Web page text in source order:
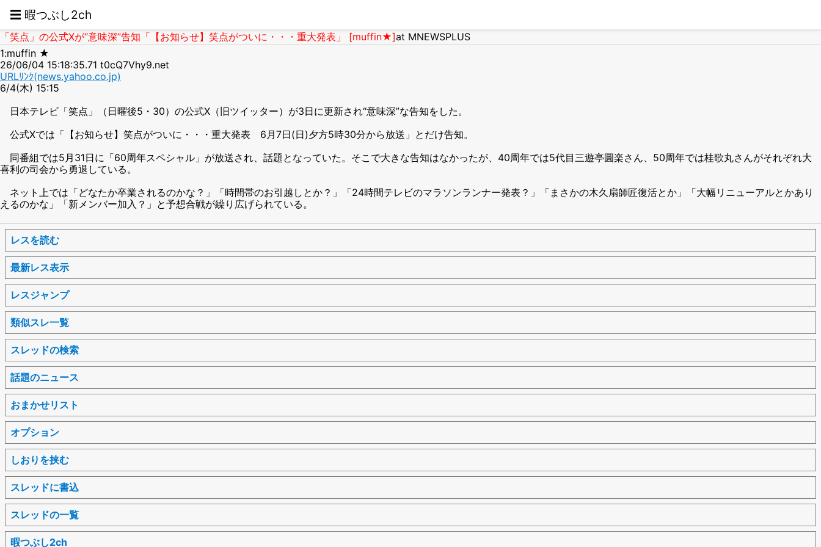
☰ 暇つぶし2ch
「笑点」の公式Xが“意味深”告知「【お知らせ】笑点がついに・・・重大発表」 [muffin★]at MNEWSPLUS
1:muffin ★
26/06/04 15:18:35.71 t0cQ7Vhy9.net
URLﾘﾝｸ(news.yahoo.co.jp)
6/4(木) 15:15
日本テレビ「笑点」（日曜後5・30）の公式X（旧ツイッター）が3日に更新され“意味深”な告知をした。
公式Xでは「【お知らせ】笑点がついに・・・重大発表 6月7日(日)夕方5時30分から放送」とだけ告知。
同番組では5月31日に「60周年スペシャル」が放送され、話題となっていた。そこで大きな告知はなかったが、40周年では5代目三遊亭圓楽さん、50周年では桂歌丸さんがそれぞれ大
喜利の司会から勇退している。
ネット上では「どなたか卒業されるのかな？」「時間帯のお引越しとか？」「24時間テレビのマラソンランナー発表？」「まさかの木久扇師匠復活とか」「大幅リニューアルとかあり
えるのかな」「新メンバー加入？」と予想合戦が繰り広げられている。
レスを読む
最新レス表示
レスジャンプ
類似スレ一覧
スレッドの検索
話題のニュース
おまかせリスト
オプション
しおりを挟む
スレッドに書込
スレッドの一覧
暇つぶし2ch